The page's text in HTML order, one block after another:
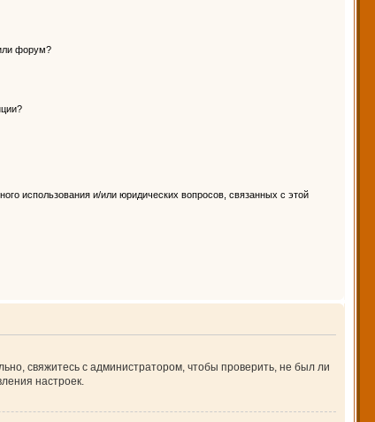
форум?
использования и/или юридических вопросов, связанных с этой
свяжитесь с администратором, чтобы проверить, не был ли
настроек.